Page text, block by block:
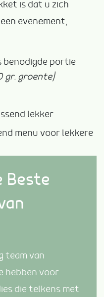
is dat u zich
evenement,
benodigde portie
gr. groente)
lekker
menu voor lekkere
Beste
team van
hebben voor
die telkens met